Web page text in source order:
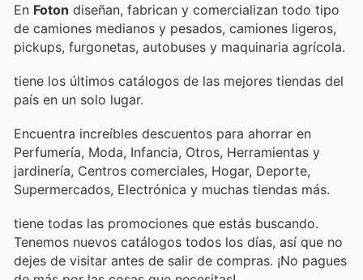
En Foton diseñan, fabrican y comercializan todo tipo
de camiones medianos y pesados, camiones ligeros,
pickups, furgonetas, autobuses y maquinaria agrícola.
tiene los últimos catálogos de las mejores tiendas del
país en un solo lugar.
Encuentra increíbles descuentos para ahorrar en
Perfumería, Moda, Infancia, Otros, Herramientas y
jardinería, Centros comerciales, Hogar, Deporte,
Supermercados, Electrónica y muchas tiendas más.
tiene todas las promociones que estás buscando.
Tenemos nuevos catálogos todos los días, así que no
dejes de visitar antes de salir de compras. ¡No pagues